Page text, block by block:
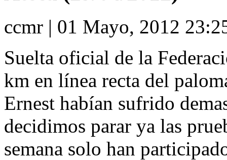
ccmr | 01 Mayo, 2012
Suelta oficial de la
km en línea recta del
Ernest habían sufrido
decidimos parar ya las
semana solo han